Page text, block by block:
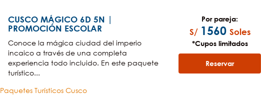
CUSCO MÁGICO 6D 5N |
PROMOCIÓN ESCOLAR
Conoce la mágica ciudad del imperio
incaico a través de una completa
experiencia todo incluido. En este paquete
turístico...
Paquetes Turísticos Cusco
Por pareja:
S/ 1560 Soles
*Cupos limitados
Reservar